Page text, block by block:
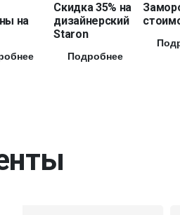
на
Скидка 35% на
дизайнерский
Staron
Подробнее